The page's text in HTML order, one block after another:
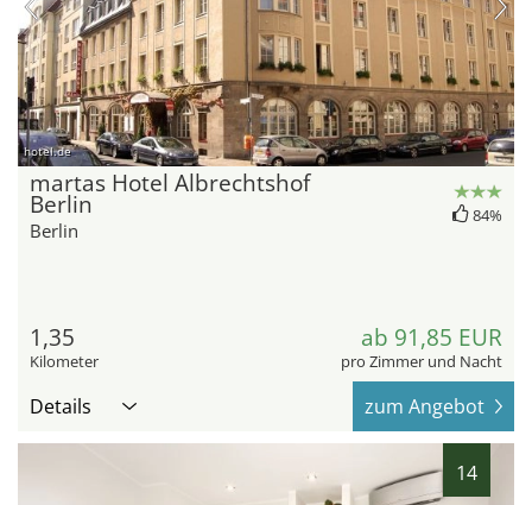
hotel.de
martas Hotel Albrechtshof
Berlin
Berlin
84%
1,35
Kilometer
ab 91,85 EUR
pro Zimmer und Nacht
Details zum Angebot
14